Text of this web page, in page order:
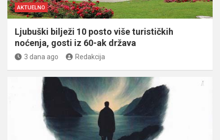
AKTUELNO
Ljubuški bilježi 10 posto više turističkih
noćenja, gosti iz 60-ak država
3 dana ago Redakcija